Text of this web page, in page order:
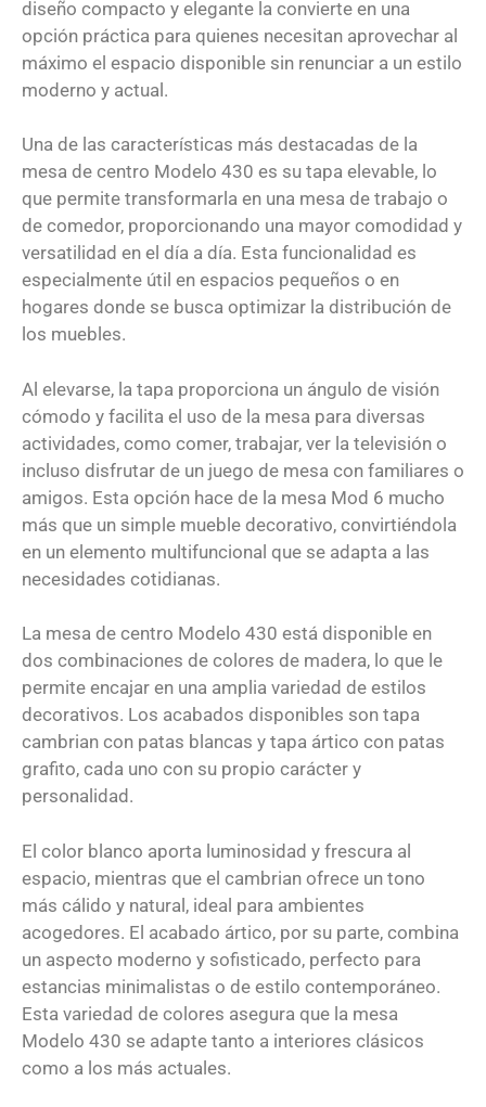
diseño compacto y elegante la convierte en una
opción práctica para quienes necesitan aprovechar al
máximo el espacio disponible sin renunciar a un estilo
moderno y actual.
Una de las características más destacadas de la
mesa de centro Modelo 430 es su tapa elevable, lo
que permite transformarla en una mesa de trabajo o
de comedor, proporcionando una mayor comodidad y
versatilidad en el día a día. Esta funcionalidad es
especialmente útil en espacios pequeños o en
hogares donde se busca optimizar la distribución de
los muebles.
Al elevarse, la tapa proporciona un ángulo de visión
cómodo y facilita el uso de la mesa para diversas
actividades, como comer, trabajar, ver la televisión o
incluso disfrutar de un juego de mesa con familiares o
amigos. Esta opción hace de la mesa Mod 6 mucho
más que un simple mueble decorativo, convirtiéndola
en un elemento multifuncional que se adapta a las
necesidades cotidianas.
La mesa de centro Modelo 430 está disponible en
dos combinaciones de colores de madera, lo que le
permite encajar en una amplia variedad de estilos
decorativos. Los acabados disponibles son tapa
cambrian con patas blancas y tapa ártico con patas
grafito, cada uno con su propio carácter y
personalidad.
El color blanco aporta luminosidad y frescura al
espacio, mientras que el cambrian ofrece un tono
más cálido y natural, ideal para ambientes
acogedores. El acabado ártico, por su parte, combina
un aspecto moderno y sofisticado, perfecto para
estancias minimalistas o de estilo contemporáneo.
Esta variedad de colores asegura que la mesa
Modelo 430 se adapte tanto a interiores clásicos
como a los más actuales.